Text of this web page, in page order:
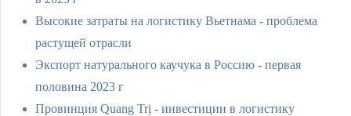
Высокие затраты на логистику Вьетнама - проблема
растущей отрасли
Экспорт натурального каучука в Россию - первая
половина 2023 г
Провинция Quang Trị - инвестиции в логистику